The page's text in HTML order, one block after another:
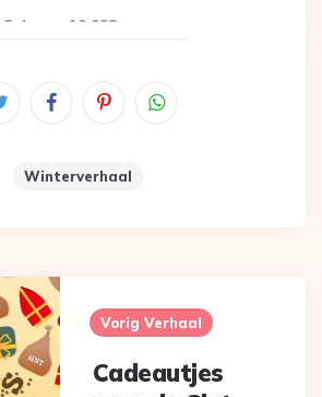
10.088
Winterverhaal
Vorig Verhaal
Cadeautjes